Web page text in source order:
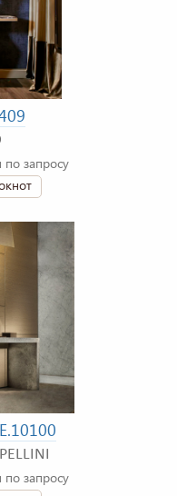
по запросу
по запросу